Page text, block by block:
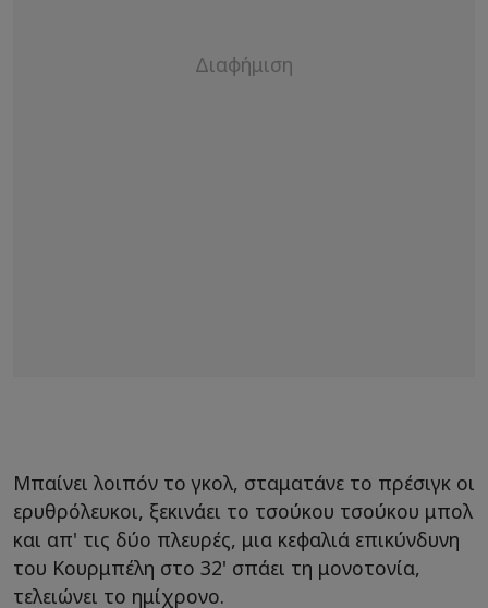
Μπαίνει λοιπόν το γκολ, σταματάνε το πρέσιγκ οι
ερυθρόλευκοι, ξεκινάει το τσούκου τσούκου μπολ
και απ' τις δύο πλευρές, μια κεφαλιά επικύνδυνη
του Κουρμπέλη στο 32' σπάει τη μονοτονία,
τελειώνει το ημίχρονο.